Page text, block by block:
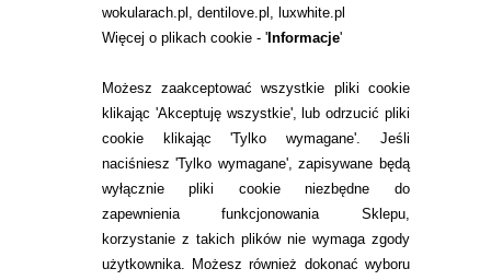
wokularach.pl, dentilove.pl, luxwhite.pl
Więcej o plikach cookie - 'Informacje'
Możesz zaakceptować wszystkie pliki cookie
klikając 'Akceptuję wszystkie', lub odrzucić pliki
cookie klikając 'Tylko wymagane'. Jeśli
naciśniesz 'Tylko wymagane', zapisywane będą
wyłącznie pliki cookie niezbędne do
zapewnienia funkcjonowania Sklepu,
korzystanie z takich plików nie wymaga zgody
użytkownika. Możesz również dokonać wyboru
RANKINGI SOCZEWEK
SOCZEWKI KOLOROWE
Zwrot (odstąpienie od umowy)
ZMIEŃ USTAWIENIA ZGODY NA CIASTECZKA
KONTAKT
telefon:
22 113 44 42